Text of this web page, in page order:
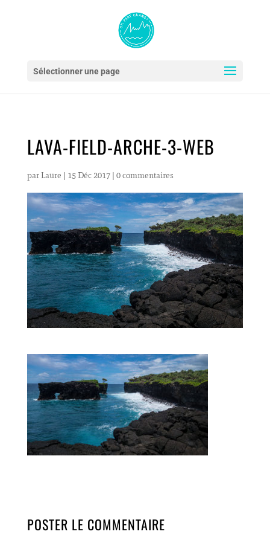
Sélectionner une page
LAVA-FIELD-ARCHE-3-WEB
par Laure | 15 Déc 2017| 0 commentaires
POSTER LE COMMENTAIRE